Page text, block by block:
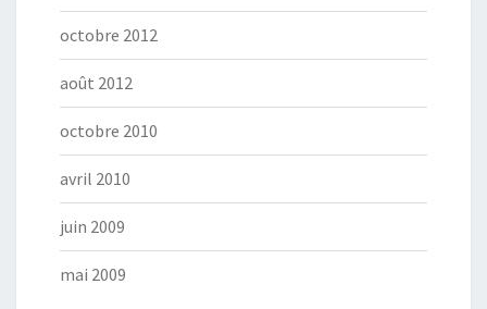
octobre 2012
août 2012
octobre 2010
avril 2010
juin 2009
mai 2009